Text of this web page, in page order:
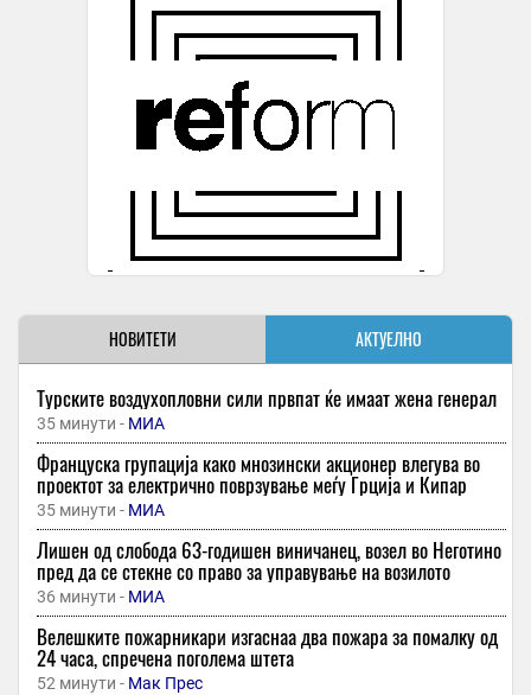
НОВИТЕТИ АКТУЕЛНО
Турските воздухопловни сили првпат ќе имаат жена генерал
35 минути - МИА
Француска групација како мнозински акционер влегува во
проектот за електрично поврзување меѓу Грција и Кипар
35 минути - МИА
Лишен од слобода 63-годишен виничанец, возел во Неготино
пред да се стекне со право за управување на возилото
36 минути - МИА
Велешките пожарникари изгаснаа два пожара за помалку од
24 часа, спречена поголема штета
52 минути - Мак Прес